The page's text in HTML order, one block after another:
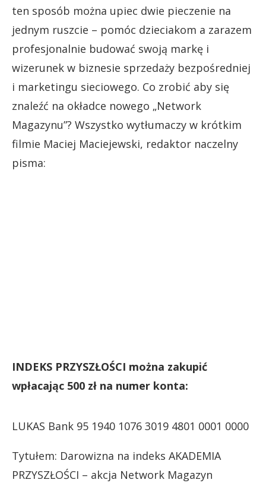
ten sposób można upiec dwie pieczenie na
jednym ruszcie – pomóc dzieciakom a zarazem
profesjonalnie budować swoją markę i
wizerunek w biznesie sprzedaży bezpośredniej
i marketingu sieciowego. Co zrobić aby się
znaleźć na okładce nowego „Network
Magazynu”? Wszystko wytłumaczy w krótkim
filmie Maciej Maciejewski, redaktor naczelny
pisma:
INDEKS PRZYSZŁOŚCI można zakupić
wpłacając 500 zł na numer konta:
LUKAS Bank 95 1940 1076 3019 4801 0001 0000
Tytułem: Darowizna na indeks AKADEMIA
PRZYSZŁOŚCI – akcja Network Magazyn